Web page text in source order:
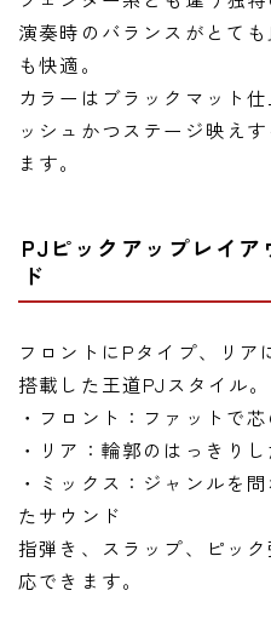
演奏時のバランスがとて
も快適。
カラーはブラックマット
ッシュかつステージ映え
ます。
PJピックアップレイ
ド
フロントにPタイプ、リア
搭載した王道PJスタイル。
・フロント：ファットで
・リア：輪郭のはっきり
・ミックス：ジャンルを
たサウンド
指弾き、スラップ、ピッ
応できます。